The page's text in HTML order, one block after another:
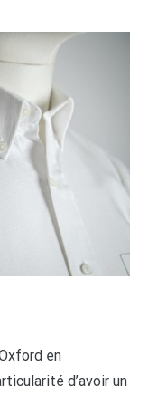
en
d’avoir un